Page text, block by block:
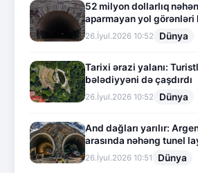
52 milyon dollarlıq
aparmayan yol görənləri
26.İyul.2026 10:52 Dünya
Tarixi ərazi yalanı:
bələdiyyəni də çaşdırdı
26.İyul.2026 10:52 Dünya
And dağları yarılır:
arasında nəhəng tunel
26.İyul.2026 10:51 Dünya